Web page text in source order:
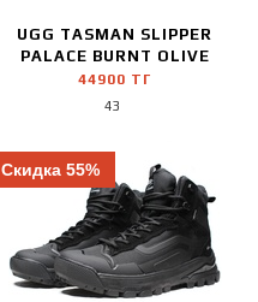
UGG TASMAN SLIPPER
PALACE BURNT OLIVE
44900 ТГ
43
Скидка 55%